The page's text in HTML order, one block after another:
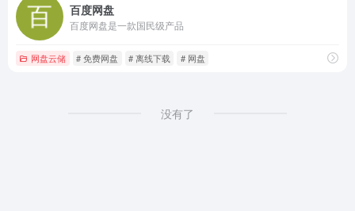
百度网盘
百度网盘是一款国民级产品
网盘云储 # 免费网盘 # 离线下载 # 网盘
没有了